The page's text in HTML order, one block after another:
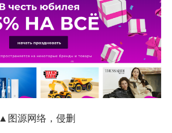
▲图源网络，侵删